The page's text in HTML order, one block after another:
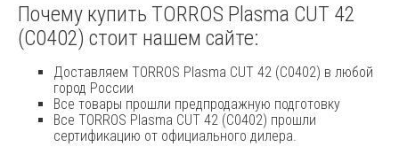
Почему купить TORROS Plasma CUT 42
(C0402) стоит нашем сайте:
Доставляем TORROS Plasma CUT 42 (C0402) в любой
город России
Все товары прошли предпродажную подготовку
Все TORROS Plasma CUT 42 (C0402) прошли
сертификацию от официального дилера.